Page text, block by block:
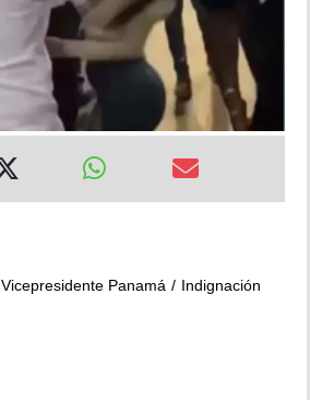
Vicepresidente Panamá Indignación